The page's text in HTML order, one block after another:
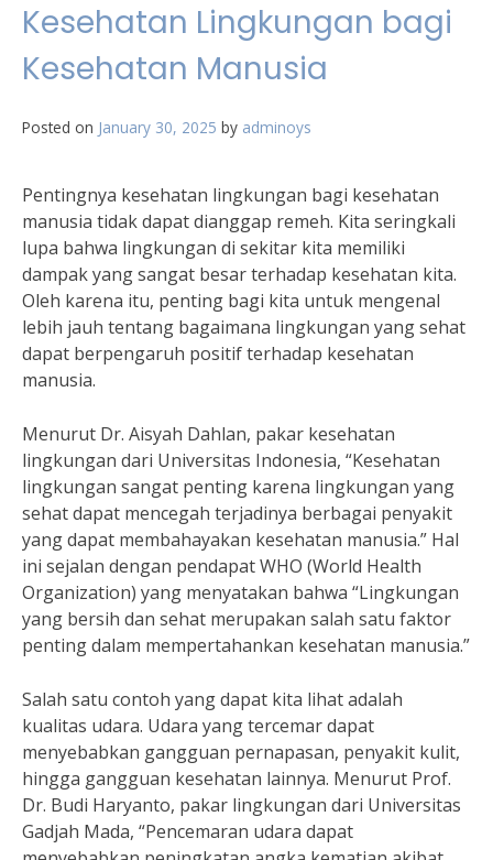
Kesehatan Lingkungan bagi
Kesehatan Manusia
Posted on January 30, 2025 by adminoys
Pentingnya kesehatan lingkungan bagi kesehatan
manusia tidak dapat dianggap remeh. Kita seringkali
lupa bahwa lingkungan di sekitar kita memiliki
dampak yang sangat besar terhadap kesehatan kita.
Oleh karena itu, penting bagi kita untuk mengenal
lebih jauh tentang bagaimana lingkungan yang sehat
dapat berpengaruh positif terhadap kesehatan
manusia.
Menurut Dr. Aisyah Dahlan, pakar kesehatan
lingkungan dari Universitas Indonesia, “Kesehatan
lingkungan sangat penting karena lingkungan yang
sehat dapat mencegah terjadinya berbagai penyakit
yang dapat membahayakan kesehatan manusia.” Hal
ini sejalan dengan pendapat WHO (World Health
Organization) yang menyatakan bahwa “Lingkungan
yang bersih dan sehat merupakan salah satu faktor
penting dalam mempertahankan kesehatan manusia.”
Salah satu contoh yang dapat kita lihat adalah
kualitas udara. Udara yang tercemar dapat
menyebabkan gangguan pernapasan, penyakit kulit,
hingga gangguan kesehatan lainnya. Menurut Prof.
Dr. Budi Haryanto, pakar lingkungan dari Universitas
Gadjah Mada, “Pencemaran udara dapat